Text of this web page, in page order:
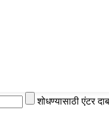
शोधण्यासाठी एंटर